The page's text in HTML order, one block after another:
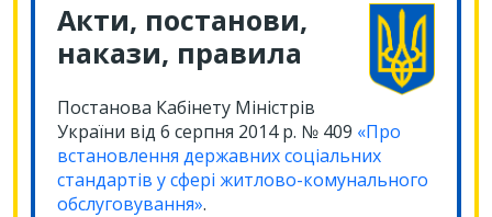
Акти, постанови,
накази, правила
Постанова Кабінету Міністрів
України від 6 серпня 2014 р. № 409 «Про
встановлення державних соціальних
стандартів у сфері житлово-комунального
обслуговування».